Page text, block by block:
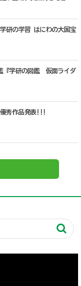
研の学習 はにわの大国宝
『学研の図鑑 仮面ライダ
優秀作品発表!!!